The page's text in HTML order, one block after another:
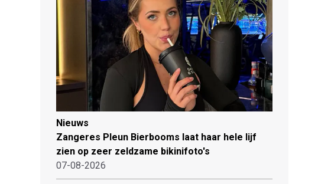
Nieuws
Zangeres Pleun Bierbooms laat haar hele lijf
zien op zeer zeldzame bikinifoto's
07-08-2026